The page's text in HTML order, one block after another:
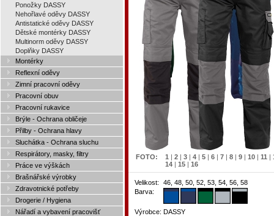
Ponožky DASSY
Nehořlavé oděvy DASSY
Antistatické oděvy DASSY
Dětské montérky DASSY
Multinorm oděvy DASSY
Doplňky DASSY
Montérky
Reflexní oděvy
Zimní pracovní oděvy
Pracovní obuv
Pracovní rukavice
Brýle - Ochrana obličeje
Přilby - Ochrana hlavy
Sluchátka - Ochrana sluchu
Respirátory, masky, filtry
Práce ve výškách
Brašnářské výrobky
Zdravotnické potřeby
Drogerie / Hygiena
Nářadí a vybavení pracovišť
FOTO: 1 | 2 | 3 | 4 | 5 | 6 | 7 | 8 | 9 | 10 | 11 |
14 | 15 | 16
Velikost:
46, 48, 50, 52, 53, 54, 56, 58
Barva:
Výrobce: DASSY